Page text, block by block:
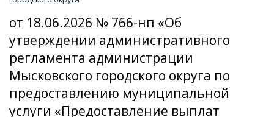
от 18.06.2026 № 766-нп «Об
утверждении административного
регламента администрации
Мысковского городского округа по
предоставлению муниципальной
услуги «Предоставление выплат